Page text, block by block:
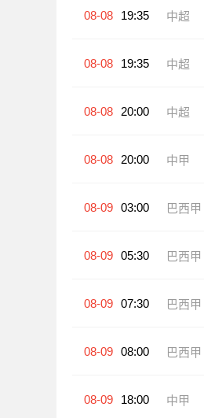
08-08 19:35 中超
08-08 19:35 中超
08-08 20:00 中超
08-08 20:00 中甲
08-09 03:00 巴西甲
08-09 05:30 巴西甲
08-09 07:30 巴西甲
08-09 08:00 巴西甲
08-09 18:00 中甲